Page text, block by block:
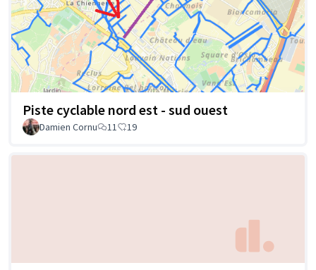
Piste cyclable nord est - sud ouest
Damien Cornu 11 19